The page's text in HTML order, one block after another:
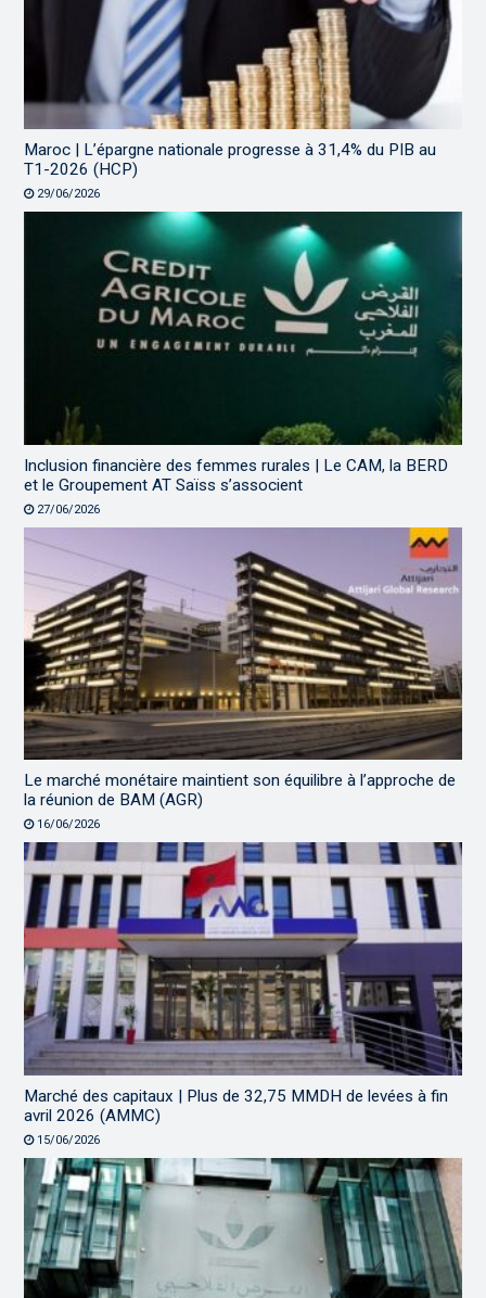
Maroc | L’épargne nationale progresse à 31,4% du PIB au
T1-2026 (HCP)
29/06/2026
Inclusion financière des femmes rurales | Le CAM, la BERD
et le Groupement AT Saïss s’associent
27/06/2026
Le marché monétaire maintient son équilibre à l’approche de
la réunion de BAM (AGR)
16/06/2026
Marché des capitaux | Plus de 32,75 MMDH de levées à fin
avril 2026 (AMMC)
15/06/2026